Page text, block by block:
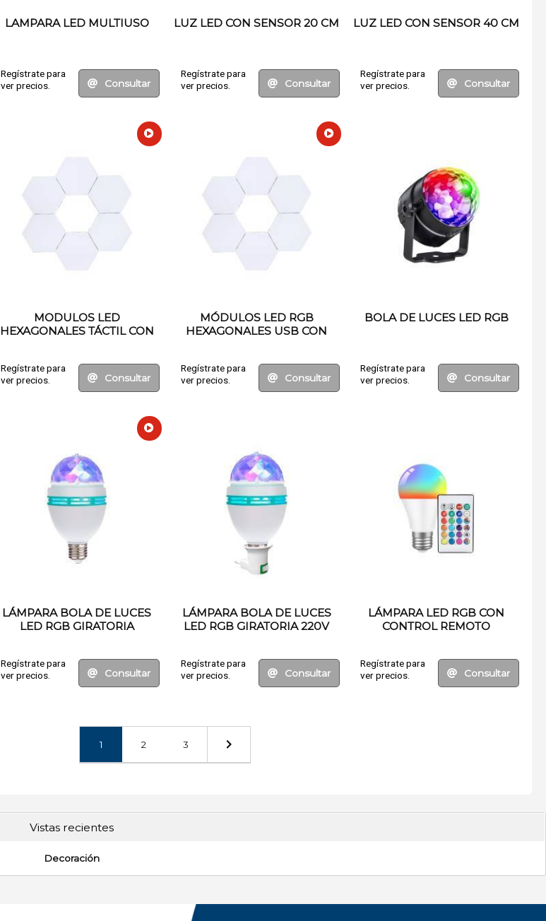
LAMPARA LED MULTIUSO
Regístrate para
ver precios.
Consultar
LUZ LED CON SENSOR 20 CM
Regístrate para
ver precios.
Consultar
LUZ LED CON SENSOR 40 CM
Regístrate para
ver precios.
Consultar
MODULOS LED
HEXAGONALES TÁCTIL CON
Regístrate para
ver precios.
Consultar
MÓDULOS LED RGB
HEXAGONALES USB CON
Regístrate para
ver precios.
Consultar
BOLA DE LUCES LED RGB
Regístrate para
ver precios.
Consultar
LÁMPARA BOLA DE LUCES
LED RGB GIRATORIA
Regístrate para
ver precios.
Consultar
LÁMPARA BOLA DE LUCES
LED RGB GIRATORIA 220V
Regístrate para
ver precios.
Consultar
LÁMPARA LED RGB CON
CONTROL REMOTO
Regístrate para
ver precios.
Consultar
1 2 3
Vistas recientes
Decoración